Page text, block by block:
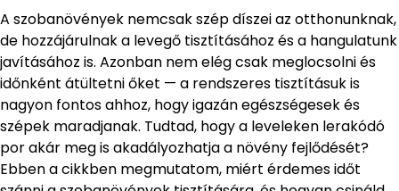
A szobanövények nemcsak szép díszei az otthonunknak,
de hozzájárulnak a levegő tisztításához és a hangulatunk
javításához is. Azonban nem elég csak meglocsolni és
időnként átültetni őket — a rendszeres tisztításuk is
nagyon fontos ahhoz, hogy igazán egészségesek és
szépek maradjanak. Tudtad, hogy a leveleken lerakódó
por akár meg is akadályozhatja a növény fejlődését?
Ebben a cikkben megmutatom, miért érdemes időt